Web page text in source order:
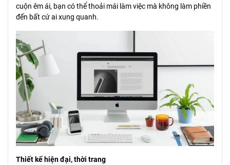
cuộn êm ái, bạn có thể thoải mái làm việc mà không làm phiền
đến bất cứ ai xung quanh.
Thiết kế hiện đại, thời trang